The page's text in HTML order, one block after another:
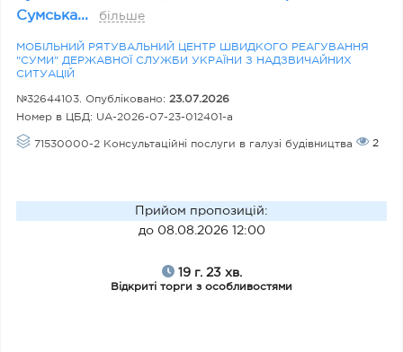
Сумська...
більше
МОБІЛЬНИЙ РЯТУВАЛЬНИЙ ЦЕНТР ШВИДКОГО РЕАГУВАННЯ
"СУМИ" ДЕРЖАВНОЇ СЛУЖБИ УКРАЇНИ З НАДЗВИЧАЙНИХ
СИТУАЦІЙ
№32644103. Опубліковано: 23.07.2026
Номер в ЦБД: UA-2026-07-23-012401-a
71530000-2 Консультаційні послуги в галузі будівництва 2
Прийом пропозицій:
до 08.08.2026 12:00
19 г. 23 хв.
Відкриті торги з особливостями